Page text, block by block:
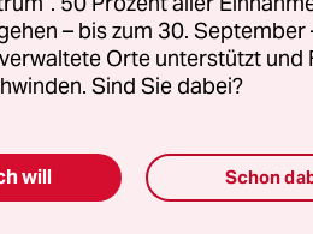
er zuletzt auf einer
dass er keinen
Deutschland fit machen
– bis zum 30.
Orte unterstützt und
Sind Sie dabei?
will Schon